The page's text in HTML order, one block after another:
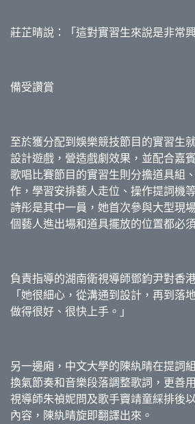
莊芷晴說：「這對實習生來說是非常興
備受讚賞
至於獲分配到娛樂競技節目的實習生
設計遊戲，營造戲劇效果，並配合嘉
歌唱比賽節目的實習生則分擔道具組
作，學習安排藝人走位、操作提詞機
詩彤是其中一員，她首次參與大型現
個藝人進出場和道具擺放的位置都必
負責指導的湖南衛視導師鄧鈞尹對香
「她很細心，從溝通到設計，再到落
做得很好、很快上手。」
另一邊廂，中文大學的陳紈晴在提詞
換氣節奏和音樂段落調整歌詞，更善
視導師朱禎妮問及歌手竇靖童綵排後
內容，陳紈晴旋即翻譯出來。